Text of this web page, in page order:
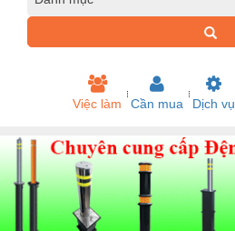
Việc làm Cần mua Dịch vụ